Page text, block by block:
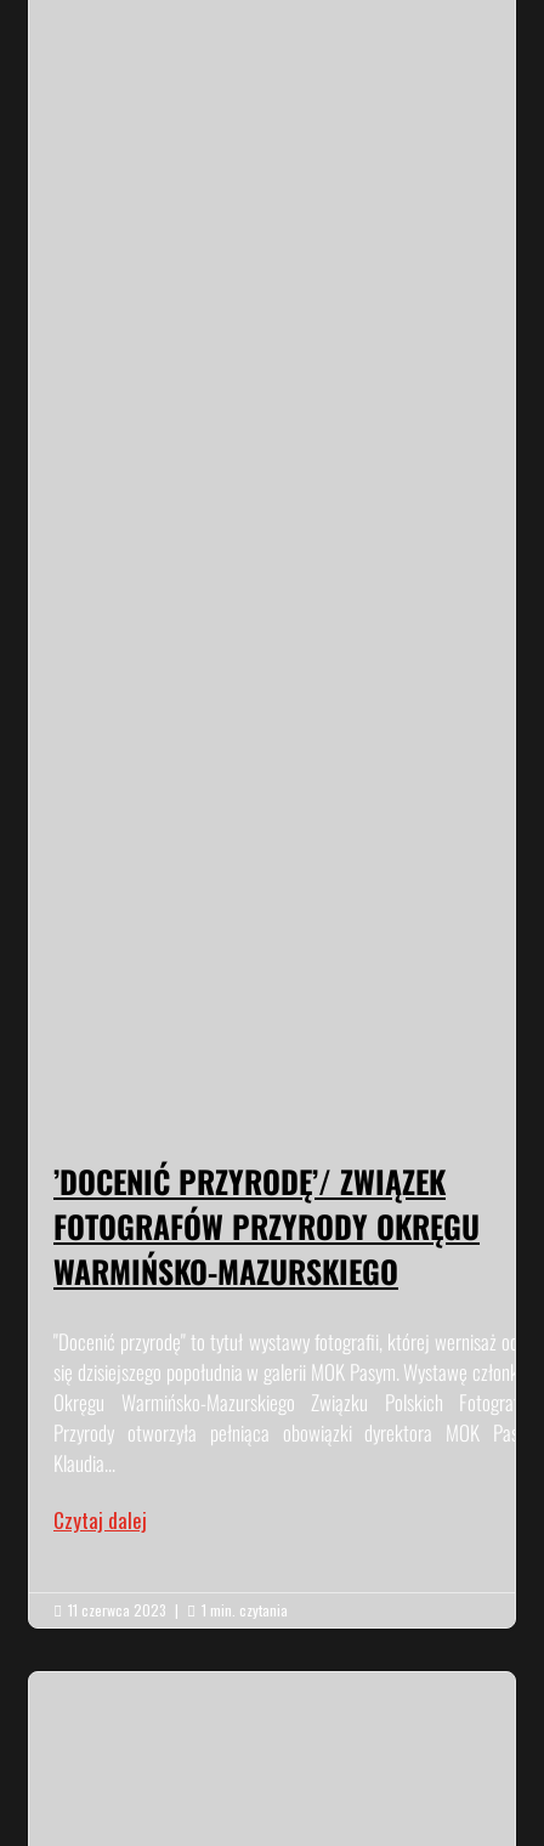
’DOCENIĆ PRZYRODĘ’/ ZWIĄZEK
FOTOGRAFÓW PRZYRODY OKRĘGU
WARMIŃSKO-MAZURSKIEGO
"Docenić przyrodę" to tytuł wystawy fotografii, której wernisaż odbył
się dzisiejszego popołudnia w galerii MOK Pasym. Wystawę członków
Okręgu Warmińsko-Mazurskiego Związku Polskich Fotografów
Przyrody otworzyła pełniąca obowiązki dyrektora MOK Pasym
Klaudia...
Czytaj dalej
 11 czerwca 2023 |  1 min. czytania